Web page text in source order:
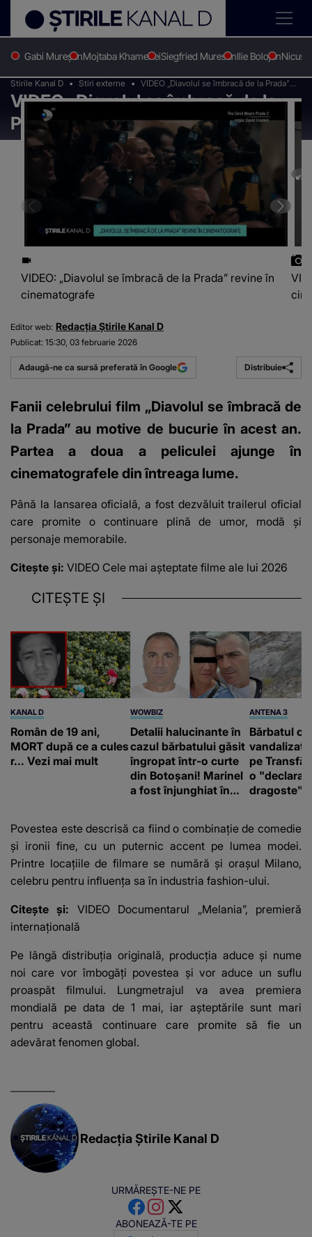
Gabi MureșanMojtaba KhameneiSiegfried MuresanIlie Bolojan
Stirile Kanal D Stiri externe
VIDEO „Diavolul se îmbracă de la Prada”
revine în cinematografe
VIDEO „Diavolul se îmbracă de la
Prada” revine în cinematografe
VIDEO: „Diavolul se îmbracă de la Prada” revine în
cinematografe
Editor web: Redacția Știrile Kanal D
Publicat: 15:30, 03 februarie 2026
Adaugă-ne ca sursă preferată în Google Distribuie
Fanii celebrului film „Diavolul se îmbracă de
la Prada” au motive de bucurie în acest an.
Partea a doua a peliculei ajunge în
cinematografele din întreaga lume.
Până la lansarea oficială, a fost dezvăluit trailerul oficial
care promite o continuare plină de umor, modă și
personaje memorabile.
Citește și: VIDEO Cele mai așteptate filme ale lui 2026
CITEȘTE ȘI
KANAL D
Român de 19 ani,
MORT după ce a cules
r... Vezi mai mult
WOWBIZ
Detalii halucinante în
cazul bărbatului găsit
îngropat într-o curte
din Botoșani! Marinel
a fost înjunghiat în
suspecți
ANTENA 3
Bărbatul
vandalizat
pe
o
dragoste"
Povestea este descrisă ca fiind o combinație de comedie
și ironii fine, cu un puternic accent pe lumea modei.
Printre locațiile de filmare se numără și orașul Milano,
celebru pentru influența sa în industria fashion-ului.
Citește și: VIDEO Documentarul „Melania”, premieră
internațională
Pe lângă distribuția originală, producția aduce și nume
noi care vor îmbogăți povestea și vor aduce un suflu
proaspăt filmului. Lungmetrajul va avea premiera
mondială pe data de 1 mai, iar așteptările sunt mari
pentru această continuare care promite să fie un
adevărat fenomen global.
Redacția Știrile Kanal D
URMĂREȘTE-NE PE
ABONEAZĂ-TE PE